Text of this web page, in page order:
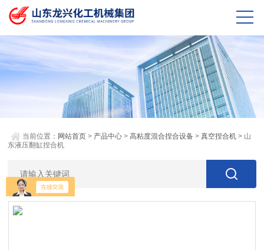
当前位置： 网站首页 > 产品中心 >高粘度混合捏合设备 >真空捏合机 > 山
东液压翻缸捏合机